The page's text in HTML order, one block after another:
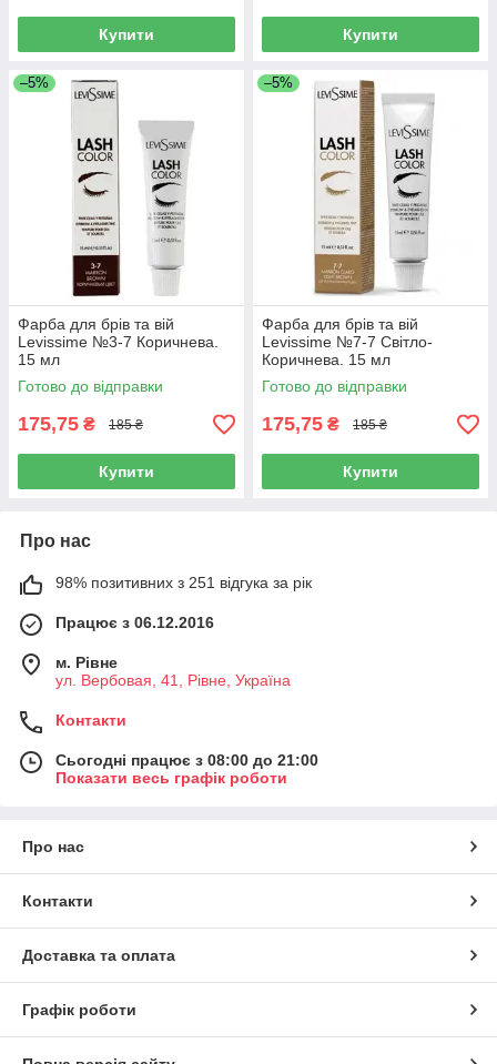
Купити Купити
–5%
Фарба для брів та вій
Levissime №3-7 Коричнева.
15 мл
Готово до відправки
175,75 ₴ 185 ₴
Купити
–5%
Фарба для брів та вій
Levissime №7-7 Світло-
Коричнева. 15 мл
Готово до відправки
175,75 ₴ 185 ₴
Купити
Про нас
98% позитивних з 251 відгука за рік
Працює з 06.12.2016
м. Рівне
ул. Вербовая, 41, Рівне, Україна
Контакти
Сьогодні працює з 08:00 до 21:00
Показати весь графік роботи
Про нас
Контакти
Доставка та оплата
Графік роботи